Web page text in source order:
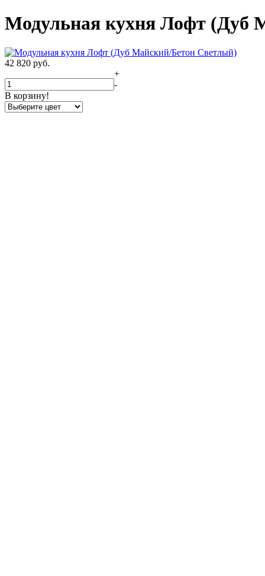
Модульная кухня Лофт (Дуб
42 820 руб.
+
-
В корзину!